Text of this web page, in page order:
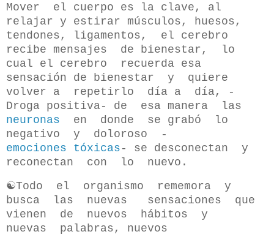
Mover el cuerpo es la clave, al
relajar y estirar músculos, huesos,
tendones, ligamentos, el cerebro
recibe mensajes de bienestar, lo
cual el cerebro recuerda esa
sensación de bienestar y quiere
volver a repetirlo día a día, -
Droga positiva- de esa manera las
neuronas en donde se grabó lo
negativo y doloroso -
emociones tóxicas - se desconectan y
reconectan con lo nuevo.
☯️Todo el organismo rememora y
busca las nuevas sensaciones que
vienen de nuevos hábitos y
nuevas palabras, nuevos